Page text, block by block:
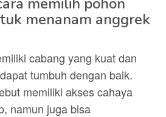
menanam anggrek
cabang yang kuat dan
tumbuh dengan baik.
memiliki akses cahaya
namun juga bisa